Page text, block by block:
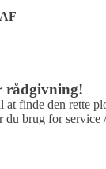
rådgivning!
finde den rette
du brug for service